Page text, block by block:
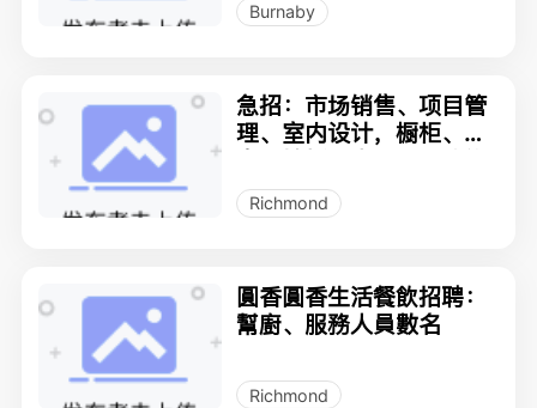
Burnaby
急招：市场销售、项目管
理、室内设计，橱柜、门
工熟练师傅！！
Richmond
圓香圓香生活餐飲招聘：
幫廚、服務人員數名
Richmond